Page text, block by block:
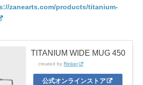
zanearts.com/products/titanium-
TITANIUM WIDE MUG 450
created by Rinker
公式オンラインストア